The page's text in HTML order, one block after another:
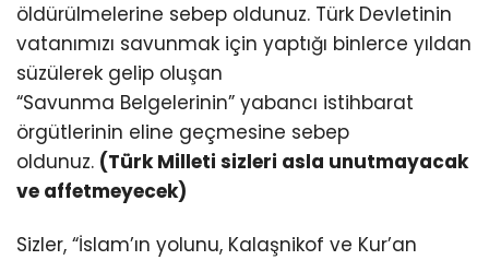
öldürülmelerine sebep oldunuz. Türk Devletinin
vatanımızı savunmak için yaptığı binlerce yıldan
süzülerek gelip oluşan
“Savunma Belgelerinin” yabancı istihbarat
örgütlerinin eline geçmesine sebep
oldunuz. (Türk Milleti sizleri asla unutmayacak
ve affetmeyecek)
Sizler, “İslam’ın yolunu, Kalaşnikof ve Kur’an